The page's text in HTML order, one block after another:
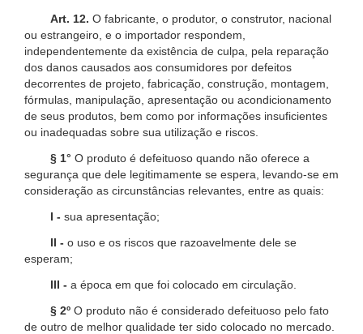
Art. 12. O fabricante, o produtor, o construtor, nacional
ou estrangeiro, e o importador respondem,
independentemente da existência de culpa, pela reparação
dos danos causados aos consumidores por defeitos
decorrentes de projeto, fabricação, construção, montagem,
fórmulas, manipulação, apresentação ou acondicionamento
de seus produtos, bem como por informações insuficientes
ou inadequadas sobre sua utilização e riscos.
§ 1° O produto é defeituoso quando não oferece a
segurança que dele legitimamente se espera, levando-se em
consideração as circunstâncias relevantes, entre as quais:
I - sua apresentação;
II - o uso e os riscos que razoavelmente dele se
esperam;
III - a época em que foi colocado em circulação.
§ 2º O produto não é considerado defeituoso pelo fato
de outro de melhor qualidade ter sido colocado no mercado.